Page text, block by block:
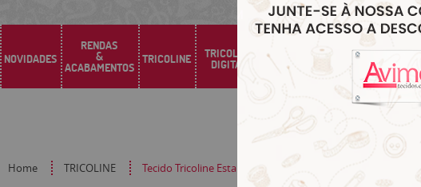
NOVIDADES
RENDAS
&
ACABAMENTOS
TRICOLINE TRICOLINE
DIGITAL SARJA SINTÉTICOS
CHITÃO
Home TRICOLINE Tecido Tricoline Estampado Maquiagem Fundo Poá Verde